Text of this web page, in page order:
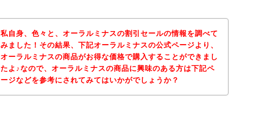
私自身、色々と、オーラルミナスの割引セールの情報を調べて
みました！その結果、下記オーラルミナスの公式ページより、
オーラルミナスの商品がお得な価格で購入することができまし
たよ♪なので、オーラルミナスの商品に興味のある方は下記ペ
ージなどを参考にされてみてはいかがでしょうか？